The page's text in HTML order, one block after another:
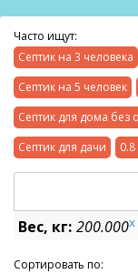
Часто ищут:
Септик на 3 человека
Септик на 5 человек
Септик для дома без
Септик для дачи
0.8
Вес, кг: 200.000x
Сортировать по: